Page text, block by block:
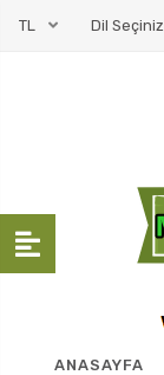
TL Dil Seçiniz
ANASAYFA